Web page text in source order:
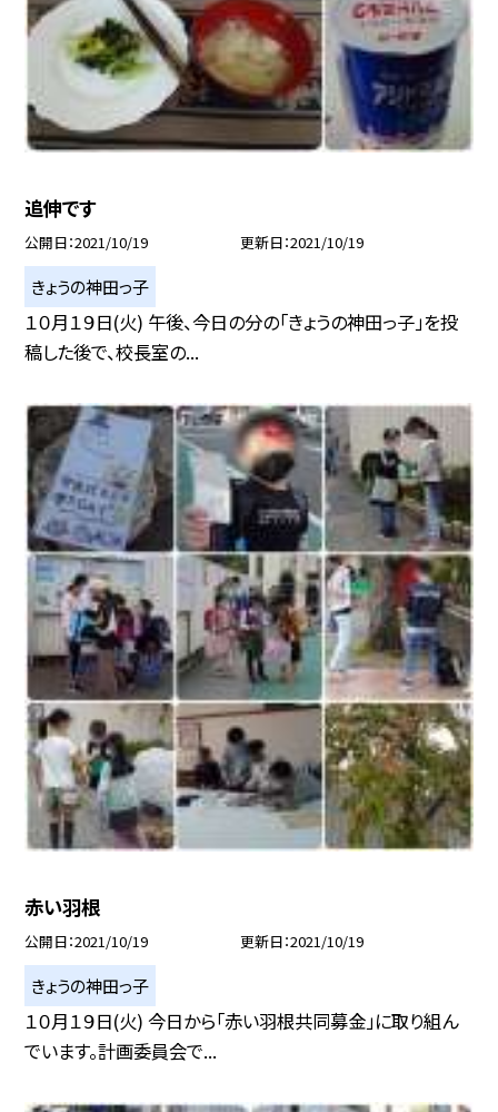
追伸です
公開日 2021/10/19 更新日 2021/10/19
きょうの神田っ子
１０月１９日(火) 午後、今日の分の「きょうの神田っ子」を投
稿した後で、校長室の...
赤い羽根
公開日 2021/10/19 更新日 2021/10/19
きょうの神田っ子
１０月１９日(火) 今日から「赤い羽根共同募金」に取り組ん
でいます。計画委員会で...